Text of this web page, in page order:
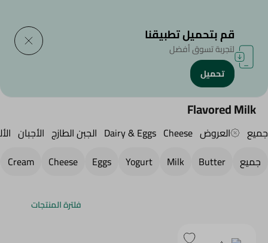
الرئيسية /الجبن,منتجات الألبان والبيض
لبن بنكهات
Flavored Milk
جميع العروض Cheese
Dairy & Eggs الجبن الطازج الأجبان
جميع
Butter
Milk
Yogurt
Eggs
Cheese
Cream
فلترة المنتجات
قم بتحميل تطبيقنا
لتجربة تسوق أفضل
تحميل